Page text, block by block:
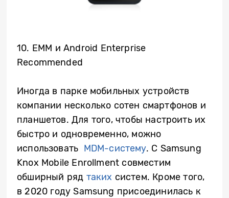
10. EMM и Android Enterprise
Recommended
Иногда в парке мобильных устройств
компании несколько сотен смартфонов и
планшетов. Для того, чтобы настроить их
быстро и одновременно, можно
использовать MDM-систему. С Samsung
Knox Mobile Enrollment совместим
обширный ряд таких систем. Кроме того,
в 2020 году Samsung присоединилась к